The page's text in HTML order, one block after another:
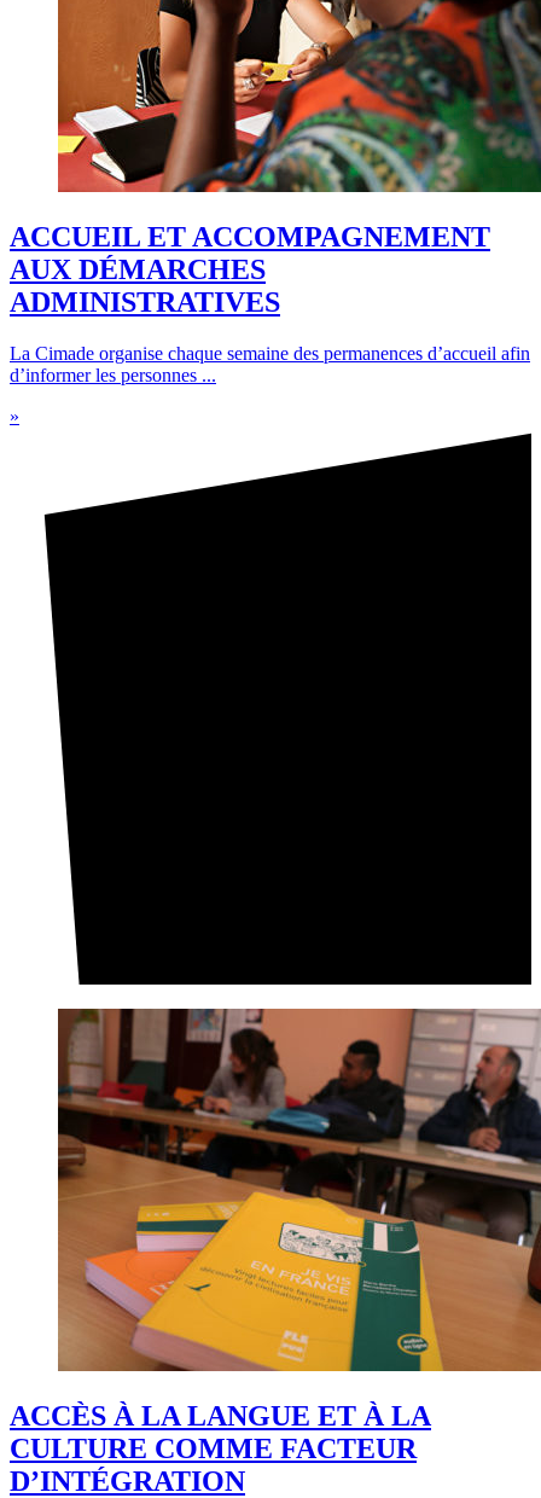
ACCUEIL ET ACCOMPAGNEMENT
AUX DÉMARCHES
ADMINISTRATIVES
La Cimade organise chaque semaine des permanences d’accueil afin
d’informer les personnes ...
»
ACCÈS À LA LANGUE ET À LA
CULTURE COMME FACTEUR
D’INTÉGRATION